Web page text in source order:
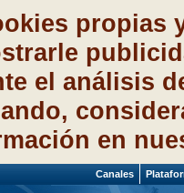
propias
el análisis
en
de 2026 Canales